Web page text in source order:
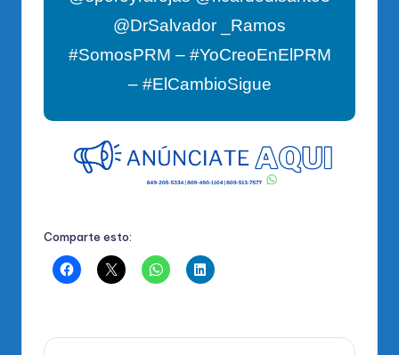
@DrSalvador _Ramos
#SomosPRM – #YoCreoEnElPRM
– #ElCambioSigue
Comparte esto: